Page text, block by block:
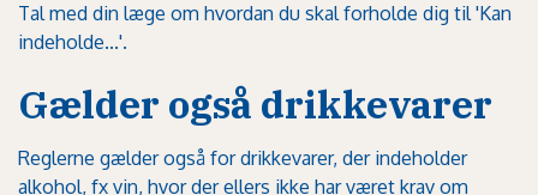
Tal med din læge om hvordan du skal forholde dig til 'Kan
indeholde...'.
Gælder også drikkevarer
Reglerne gælder også for drikkevarer, der indeholder
alkohol, fx vin, hvor der ellers ikke har været krav om